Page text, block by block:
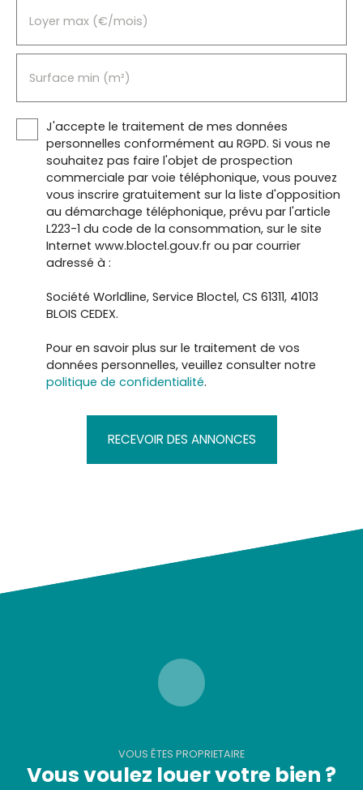
Loyer max (€/mois)
Surface min (m²)
J'accepte le traitement de mes données
personnelles conformément au RGPD. Si vous ne
souhaitez pas faire l'objet de prospection
commerciale par voie téléphonique, vous pouvez
vous inscrire gratuitement sur la liste d'opposition
au démarchage téléphonique, prévu par l'article
L223-1 du code de la consommation, sur le site
Internet www.bloctel.gouv.fr ou par courrier
adressé à :
Société Worldline, Service Bloctel, CS 61311, 41013
BLOIS CEDEX.
Pour en savoir plus sur le traitement de vos
données personnelles, veuillez consulter notre
politique de confidentialité.
RECEVOIR DES ANNONCES
VOUS ÊTES PROPRIETAIRE
Vous voulez louer votre bien ?